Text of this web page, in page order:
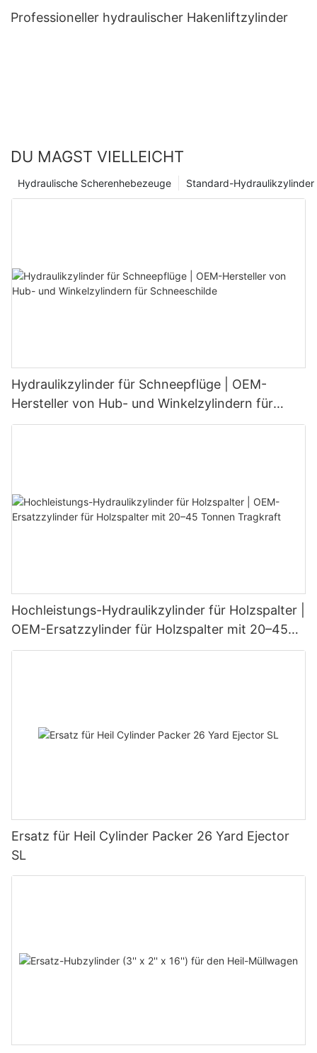
Professioneller hydraulischer Hakenliftzylinder
DU MAGST VIELLEICHT
Standard-Hydraulikzylinder
Hydraulische Scherenhebezeuge
Hydraulikzylinder für Schneepflüge | OEM-
Hersteller von Hub- und Winkelzylindern für
Schneeschilde
Hochleistungs-Hydraulikzylinder für Holzspalter |
OEM-Ersatzzylinder für Holzspalter mit 20–45
Tonnen Tragkraft
Ersatz für Heil Cylinder Packer 26 Yard Ejector
SL